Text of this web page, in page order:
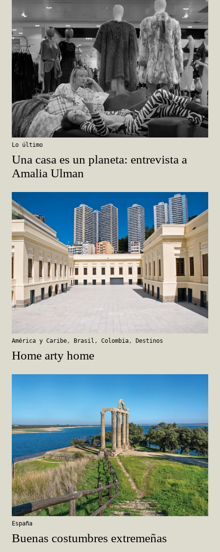
Lo último
Una casa es un planeta: entrevista a
Amalia Ulman
América y Caribe, Brasil , Colombia, Destinos
Home arty home
España
Buenas costumbres extremeñas